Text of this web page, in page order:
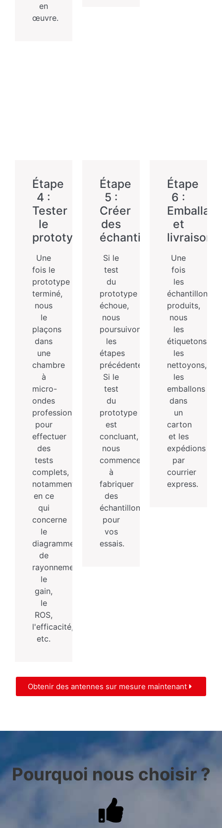
en
œuvre.
Étape
4 :
Tester
le
prototype
Une
fois le
prototype
terminé,
nous
le
plaçons
dans
une
chambre
à
micro-
ondes
professionnelle
pour
effectuer
des
tests
complets,
notamment
en ce
qui
concerne
le
diagramme
de
rayonnement,
le
gain,
le
ROS,
l'efficacité,
etc.
Étape
5 :
Créer
des
échantillons
Si le
test
du
prototype
échoue,
nous
poursuivons
les
étapes
précédentes.
Si le
test
du
prototype
est
concluant,
nous
commencerons
à
fabriquer
des
échantillons
pour
vos
essais.
Étape
6 :
et
livraison
Une
fois
les
échantillons
produits,
nous
les
étiquetons,
les
nettoyons,
les
emballons
dans
un
carton
et les
expédions
par
courrier
express.
Obtenir des antennes sur mesure maintenant
Pourquoi nous choisir ?